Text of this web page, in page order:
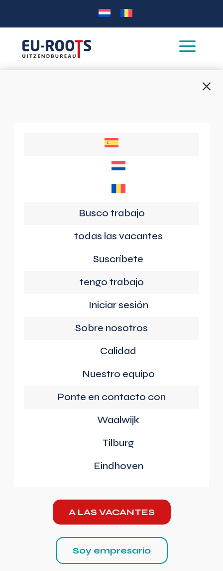
a
M
Busco trabajo
todas las vacantes
Suscríbete
tengo trabajo
Iniciar sesión
Sobre nosotros
Calidad
Nuestro equipo
Ponte en contacto con
Waalwijk
Tilburg
Eindhoven
A LAS VACANTES
Soy empresario